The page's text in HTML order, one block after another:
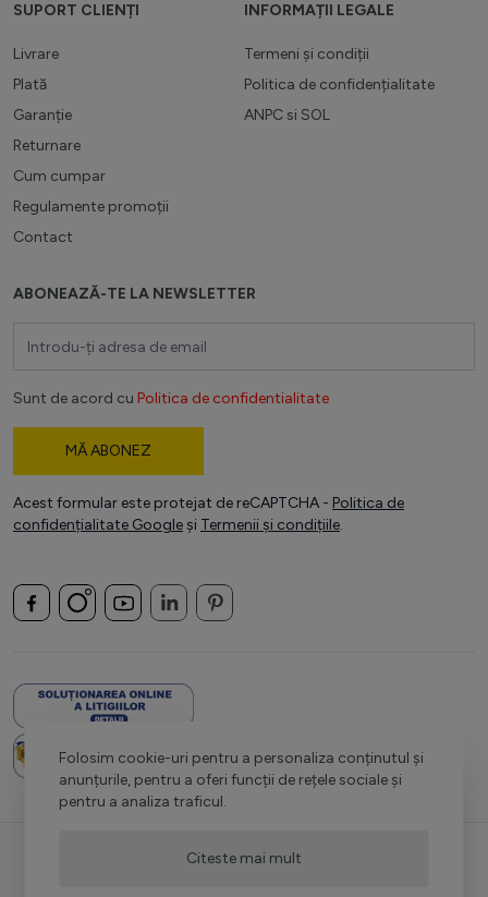
Folosim cookie-uri pentru a personaliza conținutul și
anunțurile, pentru a oferi funcții de rețele sociale și
pentru a analiza traficul.
Citeste mai mult
SUPORT CLIENȚI
Livrare
Plată
Garanție
Returnare
Cum cumpar
Regulamente promoții
Contact
INFORMAȚII LEGALE
Termeni și condiții
Politica de confidențialitate
ANPC si SOL
ABONEAZĂ-TE LA NEWSLETTER
Sunt de acord cu Politica de confidentialitate
MĂ ABONEZ
Acest formular este protejat de reCAPTCHA - Politica de
confidențialitate Google și Termenii și condițiile.